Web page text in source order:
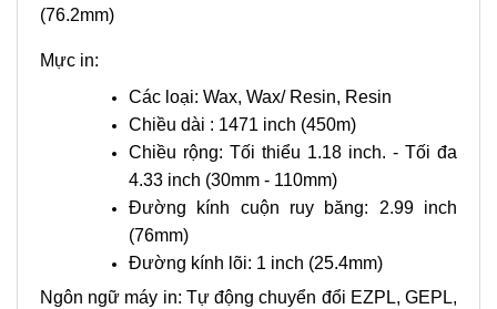
(76.2mm)
Mực in:
Các loại: Wax, Wax/ Resin, Resin
Chiều dài : 1471 inch (450m)
Chiều rộng: Tối thiểu 1.18 inch. - Tối đa
4.33 inch (30mm - 110mm)
Đường kính cuộn ruy băng: 2.99 inch
(76mm)
Đường kính lõi: 1 inch (25.4mm)
Ngôn ngữ máy in: Tự động chuyển đổi EZPL, GEPL,